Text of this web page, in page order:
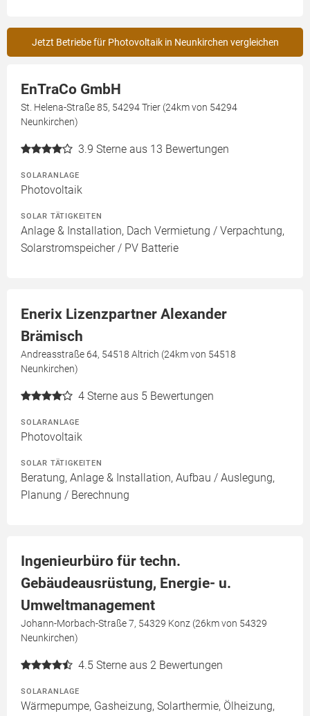
Jetzt Betriebe für Photovoltaik in Neunkirchen vergleichen
EnTraCo GmbH
St. Helena-Straße 85, 54294 Trier (24km von 54294
Neunkirchen)
3.9 Sterne aus 13 Bewertungen
SOLARANLAGE
Photovoltaik
SOLAR TÄTIGKEITEN
Anlage & Installation, Dach Vermietung / Verpachtung,
Solarstromspeicher / PV Batterie
Enerix Lizenzpartner Alexander
Brämisch
Andreasstraße 64, 54518 Altrich (24km von 54518
Neunkirchen)
4 Sterne aus 5 Bewertungen
SOLARANLAGE
Photovoltaik
SOLAR TÄTIGKEITEN
Beratung, Anlage & Installation, Aufbau / Auslegung,
Planung / Berechnung
Ingenieurbüro für techn.
Gebäudeausrüstung, Energie- u.
Umweltmanagement
Johann-Morbach-Straße 7, 54329 Konz (26km von 54329
Neunkirchen)
4.5 Sterne aus 2 Bewertungen
SOLARANLAGE
Wärmepumpe, Gasheizung, Solarthermie, Ölheizung,